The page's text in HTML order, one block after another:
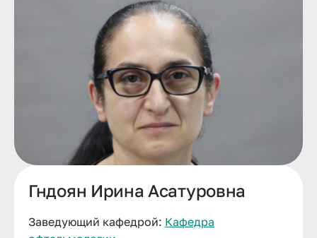
Гндоян Ирина Асатуровна
Заведующий кафедрой: Кафедра